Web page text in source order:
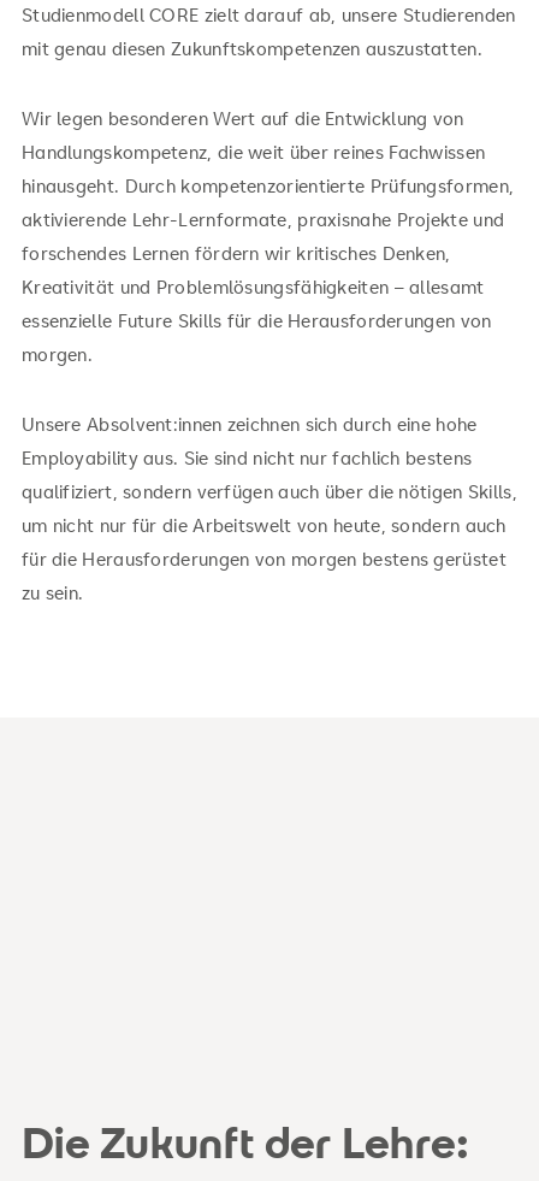
Studienmodell CORE zielt darauf ab, unsere Studierenden
mit genau diesen Zukunftskompetenzen auszustatten.
Wir legen besonderen Wert auf die Entwicklung von
Handlungskompetenz, die weit über reines Fachwissen
hinausgeht. Durch kompetenzorientierte Prüfungsformen,
aktivierende Lehr-Lernformate, praxisnahe Projekte und
forschendes Lernen fördern wir kritisches Denken,
Kreativität und Problemlösungsfähigkeiten – allesamt
essenzielle Future Skills für die Herausforderungen von
morgen.
Unsere Absolvent:innen zeichnen sich durch eine hohe
Employability aus. Sie sind nicht nur fachlich bestens
qualifiziert, sondern verfügen auch über die nötigen Skills,
um nicht nur für die Arbeitswelt von heute, sondern auch
für die Herausforderungen von morgen bestens gerüstet
zu sein.
Die Zukunft der Lehre: